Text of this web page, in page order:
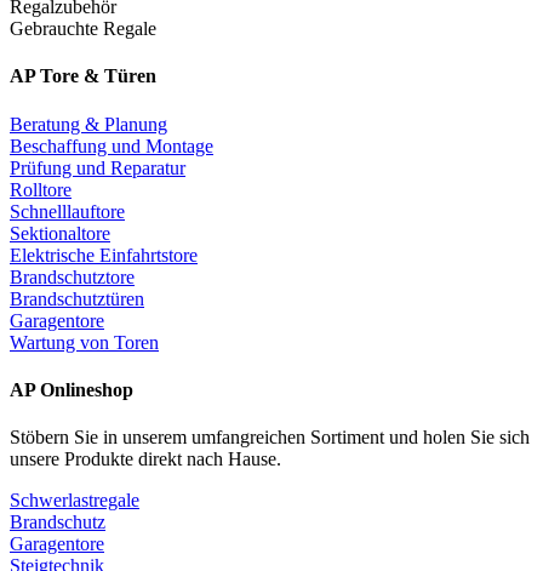
Regalzubehör
Gebrauchte Regale
AP Tore & Türen
Beratung & Planung
Beschaffung und Montage
Prüfung und Reparatur
Rolltore
Schnelllauftore
Sektionaltore
Elektrische Einfahrtstore
Brandschutztore
Brandschutztüren
Garagentore
Wartung von Toren
AP Onlineshop
Stöbern Sie in unserem umfangreichen Sortiment und holen Sie sich
unsere Produkte direkt nach Hause.
Schwerlastregale
Brandschutz
Garagentore
Steigtechnik